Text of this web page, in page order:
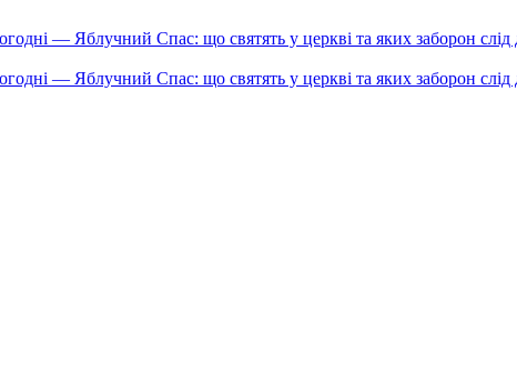
— Яблучний Спас: що святять у церкві та яких заборон слід
— Яблучний Спас: що святять у церкві та яких заборон слід